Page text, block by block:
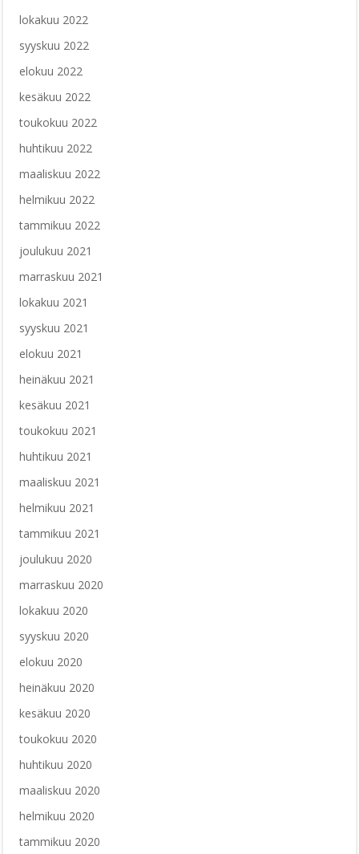
lokakuu 2022
syyskuu 2022
elokuu 2022
kesäkuu 2022
toukokuu 2022
huhtikuu 2022
maaliskuu 2022
helmikuu 2022
tammikuu 2022
joulukuu 2021
marraskuu 2021
lokakuu 2021
syyskuu 2021
elokuu 2021
heinäkuu 2021
kesäkuu 2021
toukokuu 2021
huhtikuu 2021
maaliskuu 2021
helmikuu 2021
tammikuu 2021
joulukuu 2020
marraskuu 2020
lokakuu 2020
syyskuu 2020
elokuu 2020
heinäkuu 2020
kesäkuu 2020
toukokuu 2020
huhtikuu 2020
maaliskuu 2020
helmikuu 2020
tammikuu 2020